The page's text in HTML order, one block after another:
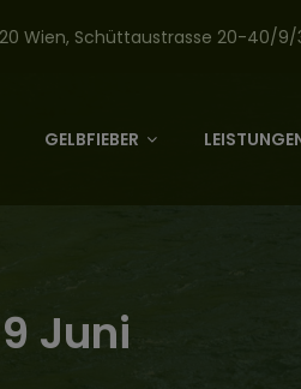
Wien, Schüttaustrasse 20-40/9/
GELBFIEBER
Juni